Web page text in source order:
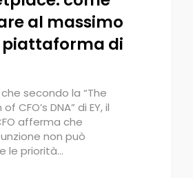
al massimo
piattaforma di
secondo la “The
CFO’s DNA” di EY, il
afferma che
non può
le priorità…